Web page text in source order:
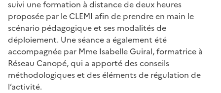
suivi une formation à distance de deux heures
proposée par le CLEMI afin de prendre en main le
scénario pédagogique et ses modalités de
déploiement. Une séance a également été
accompagnée par Mme Isabelle Guiral, formatrice à
Réseau Canopé, qui a apporté des conseils
méthodologiques et des éléments de régulation de
l’activité.